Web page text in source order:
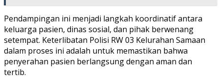
Pendampingan ini menjadi langkah koordinatif antara
keluarga pasien, dinas sosial, dan pihak berwenang
setempat. Keterlibatan Polisi RW 03 Kelurahan Samaan
dalam proses ini adalah untuk memastikan bahwa
penyerahan pasien berlangsung dengan aman dan
tertib.